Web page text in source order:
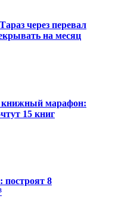
через перевал
на месяц
книжный марафон:
15 книг
построят 8